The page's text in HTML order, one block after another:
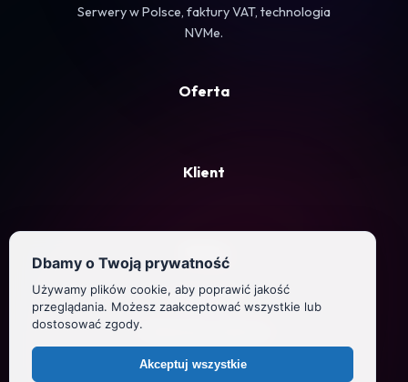
Serwery w Polsce, faktury VAT, technologia
NVMe.
Oferta
Klient
Firma
Regulamin
Polityka prywatności
Dbamy o Twoją prywatność
Używamy plików cookie, aby poprawić jakość
przeglądania. Możesz zaakceptować wszystkie lub
dostosować zgody.
Akceptuj wszystkie